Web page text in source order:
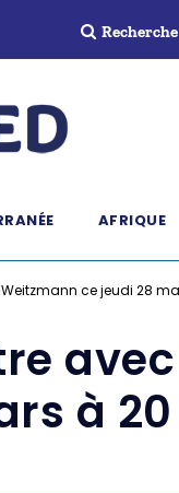
Recherche
AFRIQUE
ce jeudi 28
à